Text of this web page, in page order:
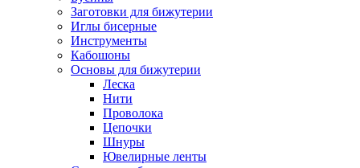
Заготовки для бижутерии
Иглы бисерные
Инструменты
Кабошоны
Основы для бижутерии
Леска
Нити
Проволока
Цепочки
Шнуры
Ювелирные ленты